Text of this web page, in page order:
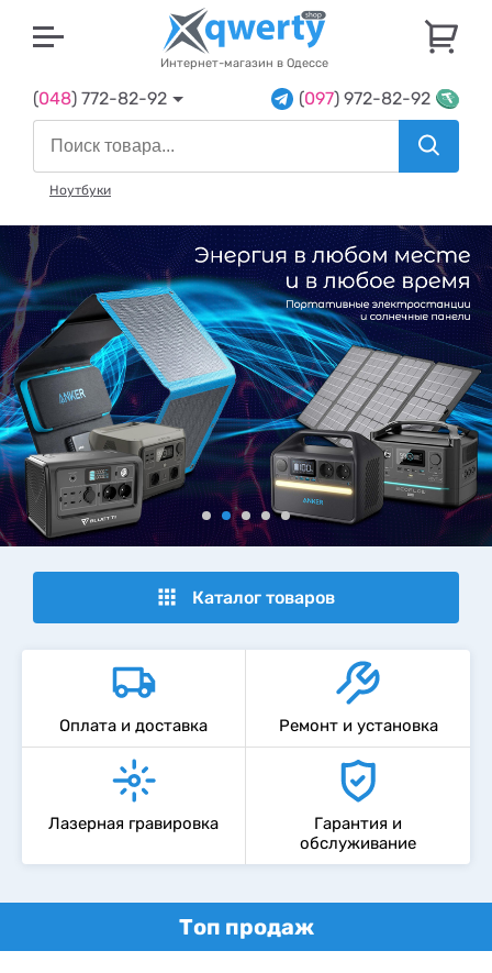
Интернет-магазин в Одессе
(048) 772-82-92 (097) 972-82-92
Ноутбуки
Каталог товаров
Оплата и доставка Ремонт и установка
Лазерная гравировка
Гарантия и
обслуживание
Топ продаж